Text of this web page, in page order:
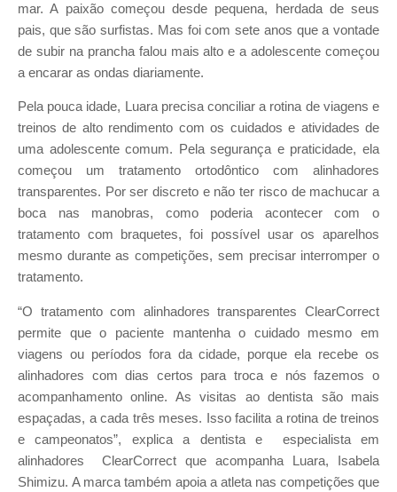
mar. A paixão começou desde pequena, herdada de seus
pais, que são surfistas. Mas foi com sete anos que a vontade
de subir na prancha falou mais alto e a adolescente começou
a encarar as ondas diariamente.
Pela pouca idade, Luara precisa conciliar a rotina de viagens e
treinos de alto rendimento com os cuidados e atividades de
uma adolescente comum. Pela segurança e praticidade, ela
começou um tratamento ortodôntico com alinhadores
transparentes. Por ser discreto e não ter risco de machucar a
boca nas manobras, como poderia acontecer com o
tratamento com braquetes, foi possível usar os aparelhos
mesmo durante as competições, sem precisar interromper o
tratamento.
“O tratamento com alinhadores transparentes ClearCorrect
permite que o paciente mantenha o cuidado mesmo em
viagens ou períodos fora da cidade, porque ela recebe os
alinhadores com dias certos para troca e nós fazemos o
acompanhamento online. As visitas ao dentista são mais
espaçadas, a cada três meses. Isso facilita a rotina de treinos
e campeonatos”, explica a dentista e especialista em
alinhadores ClearCorrect que acompanha Luara, Isabela
Shimizu. A marca também apoia a atleta nas competições que